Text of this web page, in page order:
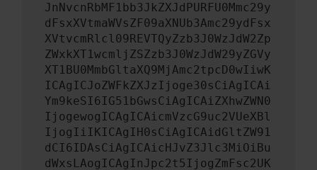
JnNvcnRbMF1bb3JkZXJdPURFU0Mmc29y
dFsxXVtmaWVsZF09aXNUb3Amc29ydFsx
XVtvcmRlcl09REVTQyZzb3J0WzJdW2Zp
ZWxkXT1wcmljZSZzb3J0WzJdW29yZGVy
XT1BU0MmbGltaXQ9MjAmc2tpcD0wIiwK
ICAgICJoZWFkZXJzIjoge30sCiAgICAi
Ym9keSI6IG51bGwsCiAgICAiZXhwZWN0
IjogewogICAgICAicmVzcG9uc2VUeXBl
IjogIiIKICAgIH0sCiAgICAidGltZW91
dCI6IDAsCiAgICAicHJvZ3Jlc3MiOiBu
dWxsLAogICAgInJpc2t5IjogZmFsc2UK